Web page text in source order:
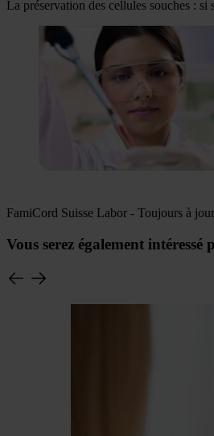
La préservation des cellules souches : si
FamiCord Suisse Labor - Toujours à jour
Vous serez également intéressé